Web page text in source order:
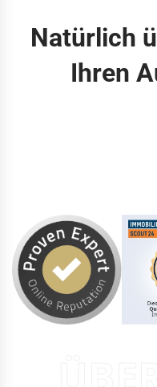
Natürlich
Ihren